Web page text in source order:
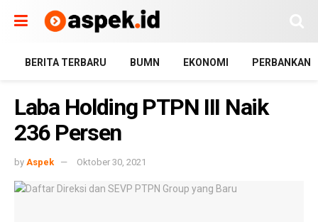
BERITA TERBARU BUMN EKONOMI PERBANKAN
Laba Holding PTPN III Naik
236 Persen
by Aspek Oktober 30, 2021